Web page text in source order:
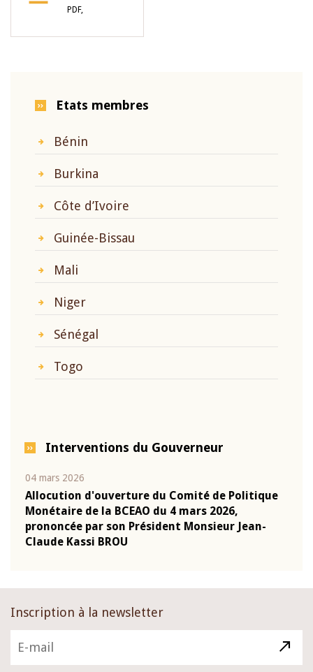
PDF,
Etats membres
Bénin
Burkina
Côte d’Ivoire
Guinée-Bissau
Mali
Niger
Sénégal
Togo
Interventions du Gouverneur
04 mars 2026
Allocution d'ouverture du Comité de Politique
Monétaire de la BCEAO du 4 mars 2026,
prononcée par son Président Monsieur Jean-
Claude Kassi BROU
Inscription à la newsletter